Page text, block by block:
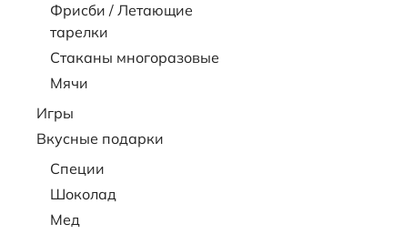
Фрисби / Летающие
тарелки
Стаканы многоразовые
Мячи
Игры
Вкусные подарки
Специи
Шоколад
Мед